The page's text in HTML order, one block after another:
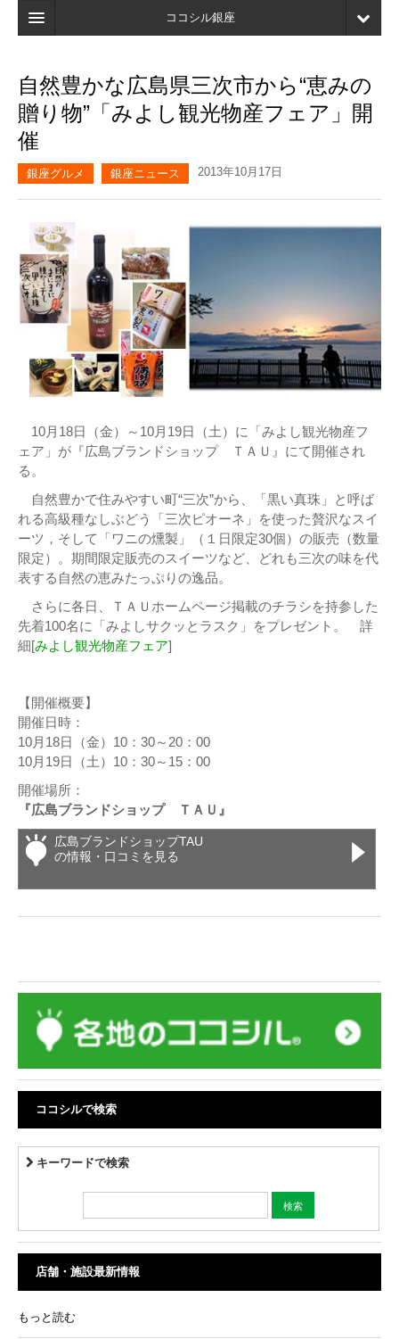
ココシル銀座
検索
店舗・施設最新情報
口コミ
マイページ
ブックマーク
自然豊かな広島県三次市から“恵みの
贈り物”「みよし観光物産フェア」開
催
銀座グルメ 銀座ニュース 2013年10月17日
10月18日（金）～10月19日（土）に「みよし観光物産フ
ェア」が『広島ブランドショップ ＴＡＵ』にて開催され
る。
自然豊かで住みやすい町“三次”から、「黒い真珠」と呼ば
れる高級種なしぶどう「三次ピオーネ」を使った贅沢なスイ
ーツ，そして「ワニの燻製」（１日限定30個）の販売（数量
限定）。期間限定販売のスイーツなど、どれも三次の味を代
表する自然の恵みたっぷりの逸品。
さらに各日、ＴＡＵホームページ掲載のチラシを持参した
先着100名に「みよしサクッとラスク」をプレゼント。 詳
細[みよし観光物産フェア]
【開催概要】
開催日時：
10月18日（金）10：30～20：00
10月19日（土）10：30～15：00
開催場所：
『広島ブランドショップ ＴＡＵ』
広島ブランドショップTAU
の情報・口コミを見る
ココシルで検索
キーワードで検索
店舗・施設最新情報
もっと読む